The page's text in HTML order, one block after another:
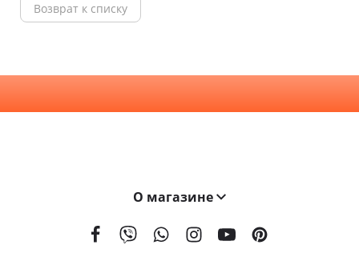
Возврат к списку
О магазине